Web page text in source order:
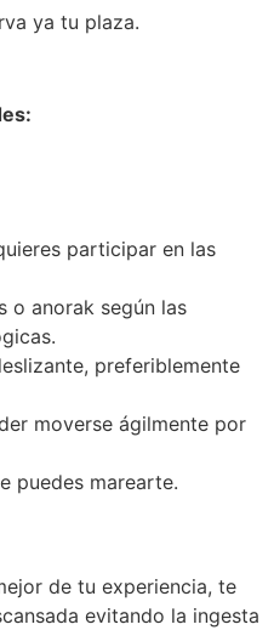
ya tu plaza.
participar en las
o anorak según las
preferiblemente
moverse ágilmente por
puedes marearte.
de tu experiencia, te
evitando la ingesta